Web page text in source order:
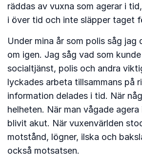
räddas av vuxna som agerar i
i över tid och inte släpper taget
Under mina år som polis såg jag
om igen. Jag såg vad som
socialtjänst, polis och andra
lyckades arbeta tillsammans på
information delades i tid. När
helheten. När man vågade
blivit akut. När vuxenvärlden
motstånd, lögner, ilska och
också motsatsen.